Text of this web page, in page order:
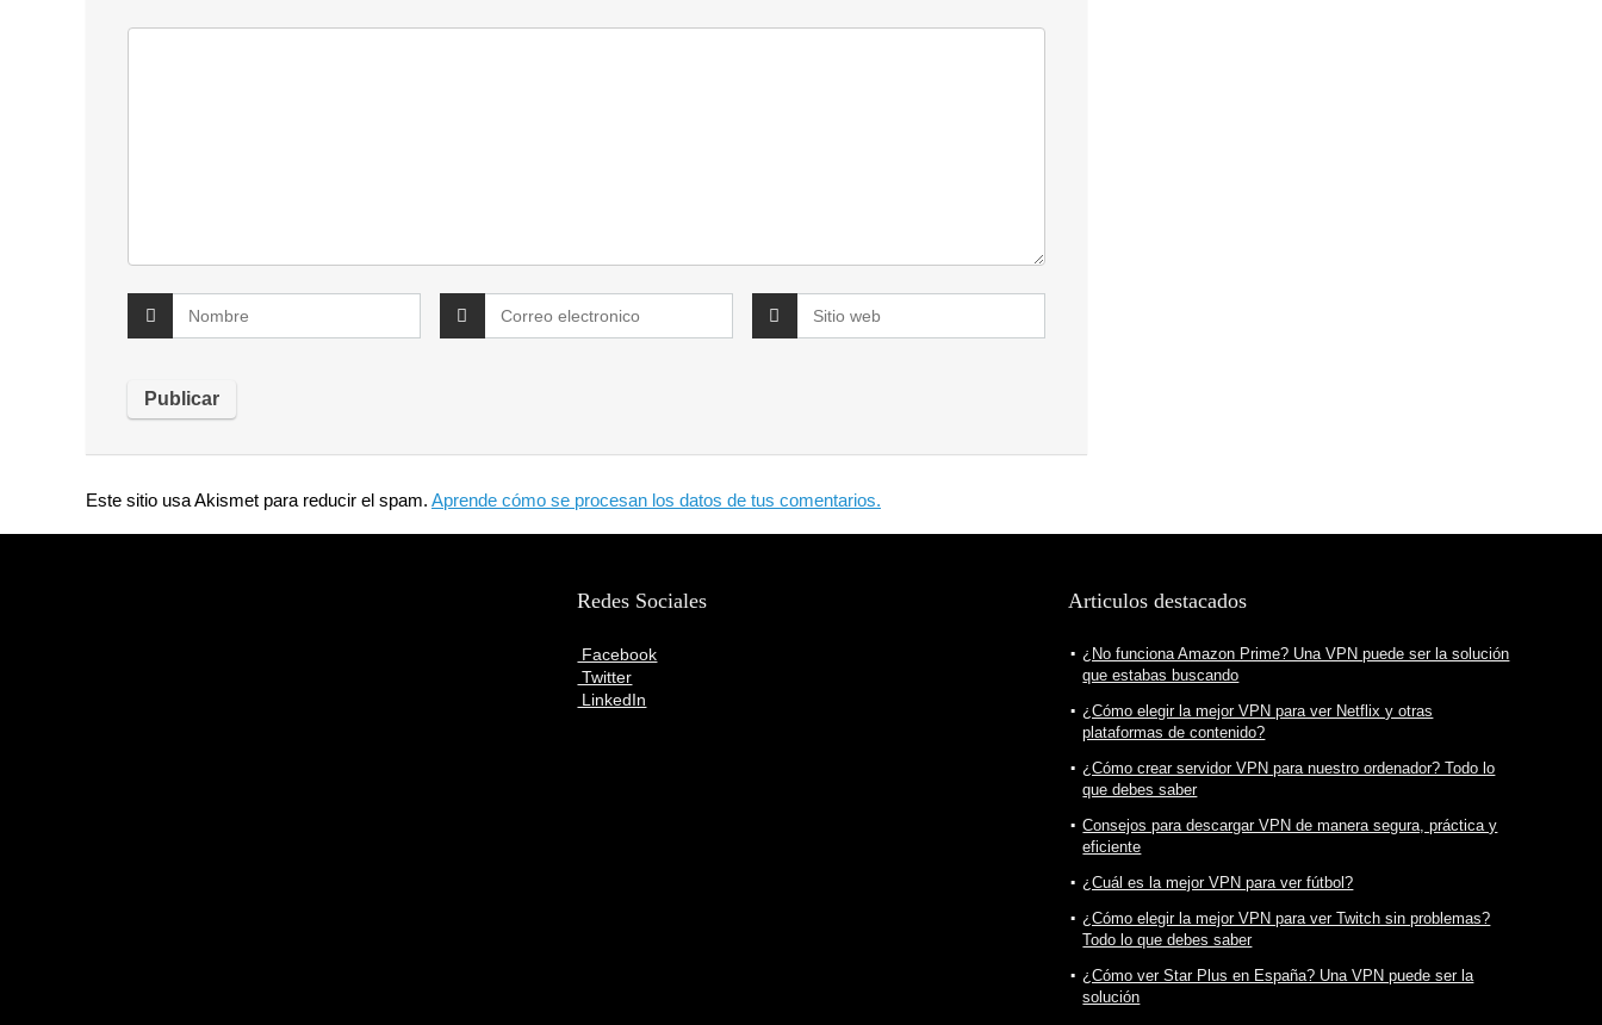
Este sitio usa Akismet para reducir el spam. Aprende cómo se procesan los datos de tus comentarios.
Redes Sociales
Facebook
Twitter
LinkedIn
Articulos destacados
¿No funciona Amazon Prime? Una VPN puede ser la solución
que estabas buscando
¿Cómo elegir la mejor VPN para ver Netflix y otras
plataformas de contenido?
¿Cómo crear servidor VPN para nuestro ordenador? Todo lo
que debes saber
Consejos para descargar VPN de manera segura, práctica y
eficiente
¿Cuál es la mejor VPN para ver fútbol?
¿Cómo elegir la mejor VPN para ver Twitch sin problemas?
Todo lo que debes saber
¿Cómo ver Star Plus en España? Una VPN puede ser la
solución